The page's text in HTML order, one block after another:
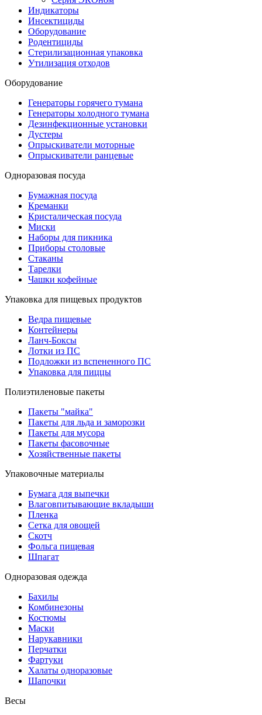
Индикаторы
Инсектициды
Оборудование
Родентициды
Стерилизационная упаковка
Утилизация отходов
Оборудование
Генераторы горячего тумана
Генераторы холодного тумана
Дезинфекционные установки
Дустеры
Опрыскиватели моторные
Опрыскиватели ранцевые
Одноразовая посуда
Бумажная посуда
Креманки
Кристалическая посуда
Миски
Наборы для пикника
Приборы столовые
Стаканы
Тарелки
Чашки кофейные
Упаковка для пищевых продуктов
Ведра пищевые
Контейнеры
Ланч-Боксы
Лотки из ПС
Подложки из вспененного ПС
Упаковка для пиццы
Полиэтиленовые пакеты
Пакеты "майка"
Пакеты для льда и заморозки
Пакеты для мусора
Пакеты фасовочные
Хозяйственные пакеты
Упаковочные материалы
Бумага для выпечки
Влаговпитывающие вкладыши
Пленка
Сетка для овощей
Скотч
Фольга пищевая
Шпагат
Одноразовая одежда
Бахилы
Комбинезоны
Костюмы
Маски
Нарукавники
Перчатки
Фартуки
Халаты одноразовые
Шапочки
Весы